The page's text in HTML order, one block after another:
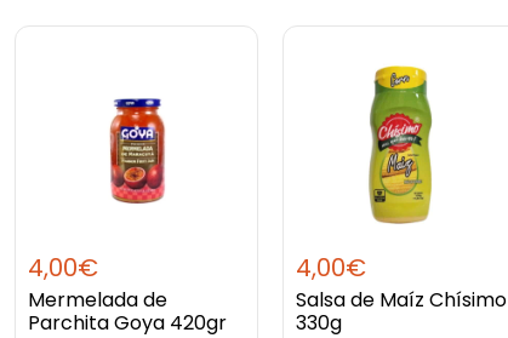
4,00€
Mermelada de
Parchita Goya 420gr
4,00€
Salsa de Maíz Chísimo
330g